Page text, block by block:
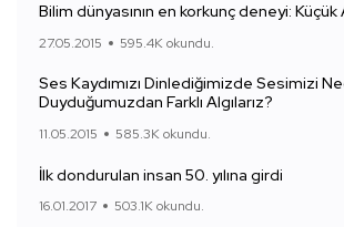
Bilim dünyasının en korkunç deneyi:
27.05.2015 595.4K okundu.
Ses Kaydımızı Dinlediğimizde Sesimizi
Duyduğumuzdan Farklı Algılarız?
11.05.2015 585.3K okundu.
İlk dondurulan insan 50. yılına girdi
16.01.2017 503.1K okundu.